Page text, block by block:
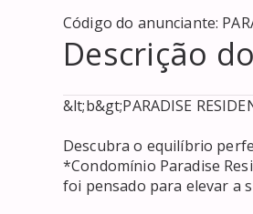
Código do anunciante:
Descrição
&lt;b&gt;PARADISE
Descubra o equilíbrio
*Condomínio Paradise
foi pensado para elevar a